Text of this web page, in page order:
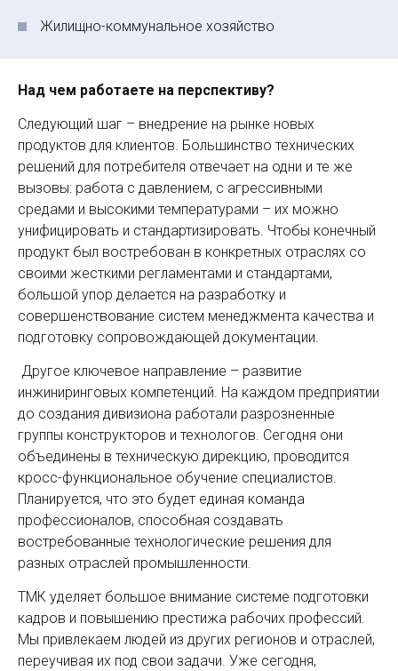
Жилищно-коммунальное хозяйство
Над чем работаете на перспективу?
Следующий шаг – внедрение на рынке новых
продуктов для клиентов. Большинство технических
решений для потребителя отвечает на одни и те же
вызовы: работа с давлением, с агрессивными
средами и высокими температурами – их можно
унифицировать и стандартизировать. Чтобы конечный
продукт был востребован в конкретных отраслях со
своими жесткими регламентами и стандартами,
большой упор делается на разработку и
совершенствование систем менеджмента качества и
подготовку сопровождающей документации.
Другое ключевое направление – развитие
инжиниринговых компетенций. На каждом предприятии
до создания дивизиона работали разрозненные
группы конструкторов и технологов. Сегодня они
объединены в техническую дирекцию, проводится
кросс-функциональное обучение специалистов.
Планируется, что это будет единая команда
профессионалов, способная создавать
востребованные технологические решения для
разных отраслей промышленности.
ТМК уделяет большое внимание системе подготовки
кадров и повышению престижа рабочих профессий.
Мы привлекаем людей из других регионов и отраслей,
переучивая их под свои задачи. Уже сегодня,